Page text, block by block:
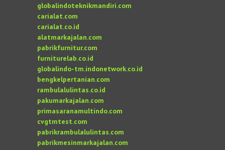
globalindoteknikmandiri.com
carialat.com
carialat.co.id
alatmarkajalan.com
pabrikfurnitur.com
furniturelab.co.id
globalindo-tm.indonetwork.co.id
bengkelpertanian.com
rambulalulintas.co.id
pakumarkajalan.com
primasaranamultindo.com
cvgtmtest.com
pabrikrambulalulintas.com
pabrikmesinmarkajalan.com